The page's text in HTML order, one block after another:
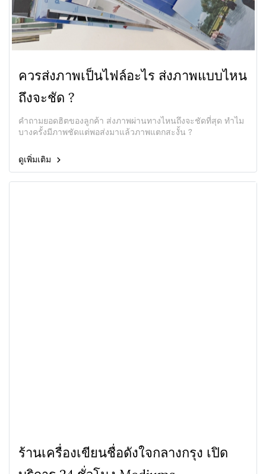
ควรส่งภาพเป็นไฟล์อะไร ส่งภาพแบบไหน
ถึงจะชัด ?
คำถามยอดฮิตของลูกค้า ส่งภาพผ่านทางไหนถึงจะชัดที่สุด ทำไม
บางครั้งมีภาพชัดแต่พอส่งมาแล้วภาพแตกสะงั้น ?
ดูเพิ่มเติม
ร้านเครื่องเขียนชื่อดังใจกลางกรุง เปิด